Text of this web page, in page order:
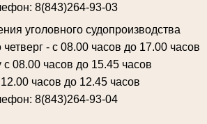
8(843)264-93-03
уголовного судопроизводства
- с 08.00 часов до 17.00 часов
с 08.00 часов до 15.45 часов
часов до 12.45 часов
8(843)264-93-04